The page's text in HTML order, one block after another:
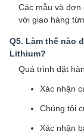
Các mẫu và đơn
với giao hàng
Q5. Làm thế nào
Lithium?
Quá trình đặt
Xác nhận
Chúng tôi
Xác nhận